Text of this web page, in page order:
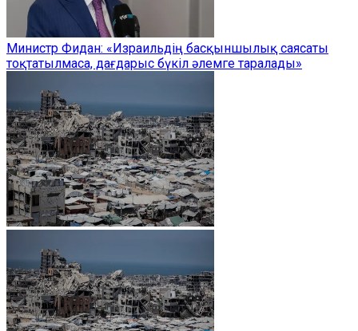
Министр Фидан: «Израильдің басқыншылық саясаты
тоқтатылмаса, дағдарыс бүкіл әлемге таралады»